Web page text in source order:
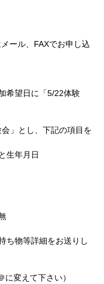
ール、FAXでお申し込
希望日に「5/22体験
」とし、下記の項目を
生年月日
物等詳細をお送りし
変えて下さい）